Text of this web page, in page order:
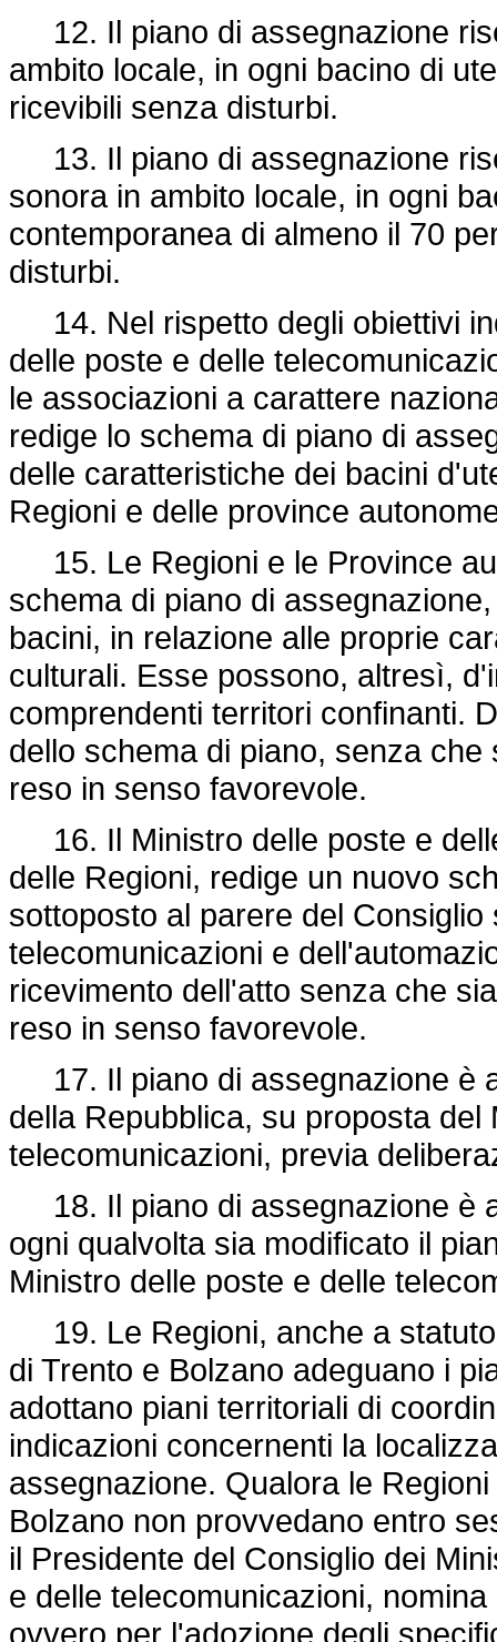
12. Il piano di assegnazione
ambito locale, in ogni bacino di
ricevibili senza disturbi.
13. Il piano di assegnazione
sonora in ambito locale, in ogni
contemporanea di almeno il 70
disturbi.
14. Nel rispetto degli obiettivi
delle poste e delle
le associazioni a carattere
redige lo schema di piano di
delle caratteristiche dei bacini
Regioni e delle province
15. Le Regioni e le Province
schema di piano di
bacini, in relazione alle proprie
culturali. Esse possono, altresì,
comprendenti territori confinanti.
dello schema di piano, senza
reso in senso favorevole.
16. Il Ministro delle poste e
delle Regioni, redige un nuovo
sottoposto al parere del
telecomunicazioni e
ricevimento dell'atto senza che
reso in senso favorevole.
17. Il piano di assegnazione è
della Repubblica, su proposta
telecomunicazioni, previa
18. Il piano di assegnazione è
ogni qualvolta sia modificato il
Ministro delle poste e delle
19. Le Regioni, anche a
di Trento e Bolzano adeguano i
adottano piani territoriali di
indicazioni concernenti la
assegnazione. Qualora le
Bolzano non provvedano entro
il Presidente del Consiglio dei
e delle telecomunicazioni,
ovvero per l'adozione degli